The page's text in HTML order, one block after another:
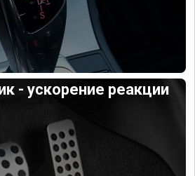
- ускорение реакции